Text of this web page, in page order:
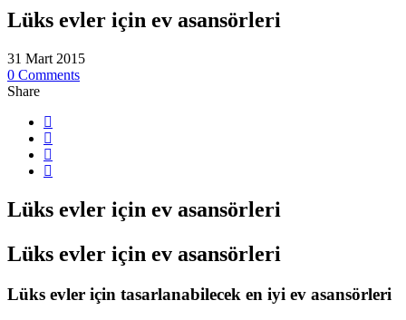
Lüks evler için ev asansörleri
31 Mart 2015
0 Comments
Share
Lüks evler için ev asansörleri
Lüks evler için ev asansörleri
Lüks evler için tasarlanabilecek en iyi ev asansörleri